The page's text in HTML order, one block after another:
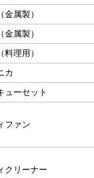
金属製）
金属製）
料理用）
カ
ューセット
ファン
クリーナー